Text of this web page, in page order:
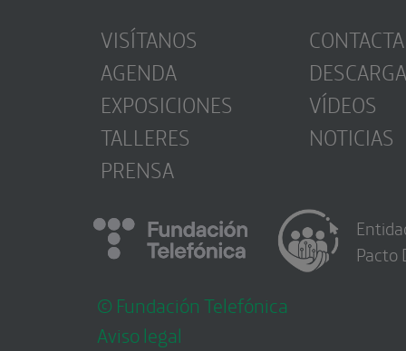
VISÍTANOS
AGENDA
EXPOSICIONES
TALLERES
PRENSA
CONTACTA
VÍDEOS
NOTICIAS
© Fundación Telefónica
Aviso legal
Pacto